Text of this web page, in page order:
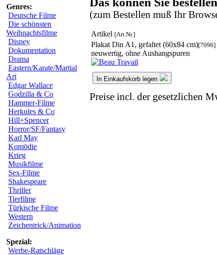
Genres:
Deutsche Filme
Die schönsten
Weihnachtsfilme
Disney
Dokumentation
Drama
Eastern/Karate/Martial
Art
Edgar Wallace
Godzilla & Co
Hammer-Filme
Herkules & Co
Hill+Spencer
Horror/SF/Fantasy
Karl May
Komödie
Krieg
Musikfilme
Sex-Filme
Shakespeare
Thriller
Tierfilme
Türkische Filme
Western
Zeichentrick/Animation
Spezial:
Werbe-Ratschläge
(zum Bestellen muß Ihr
Artikel [Art.Nr.]
Plakat Din A1, gefaltet (60x84 cm)[7096]
neuwertig, ohne Aushangspuren
In Einkaufskorb legen
Preise incl. der gesetzlichen